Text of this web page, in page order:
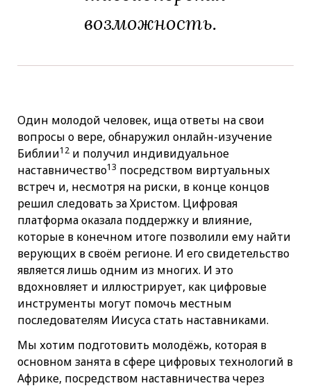
возможность.
Один молодой человек, ища ответы на свои
вопросы о вере, обнаружил онлайн-изучение
Библии12 и получил индивидуальное
наставничество13 посредством виртуальных
встреч и, несмотря на риски, в конце концов
решил следовать за Христом. Цифровая
платформа оказала поддержку и влияние,
которые в конечном итоге позволили ему найти
верующих в своём регионе. И его свидетельство
является лишь одним из многих. И это
вдохновляет и иллюстрирует, как цифровые
инструменты могут помочь местным
последователям Иисуса стать наставниками.
Мы хотим подготовить молодёжь, которая в
основном занята в сфере цифровых технологий в
Африке, посредством наставничества через